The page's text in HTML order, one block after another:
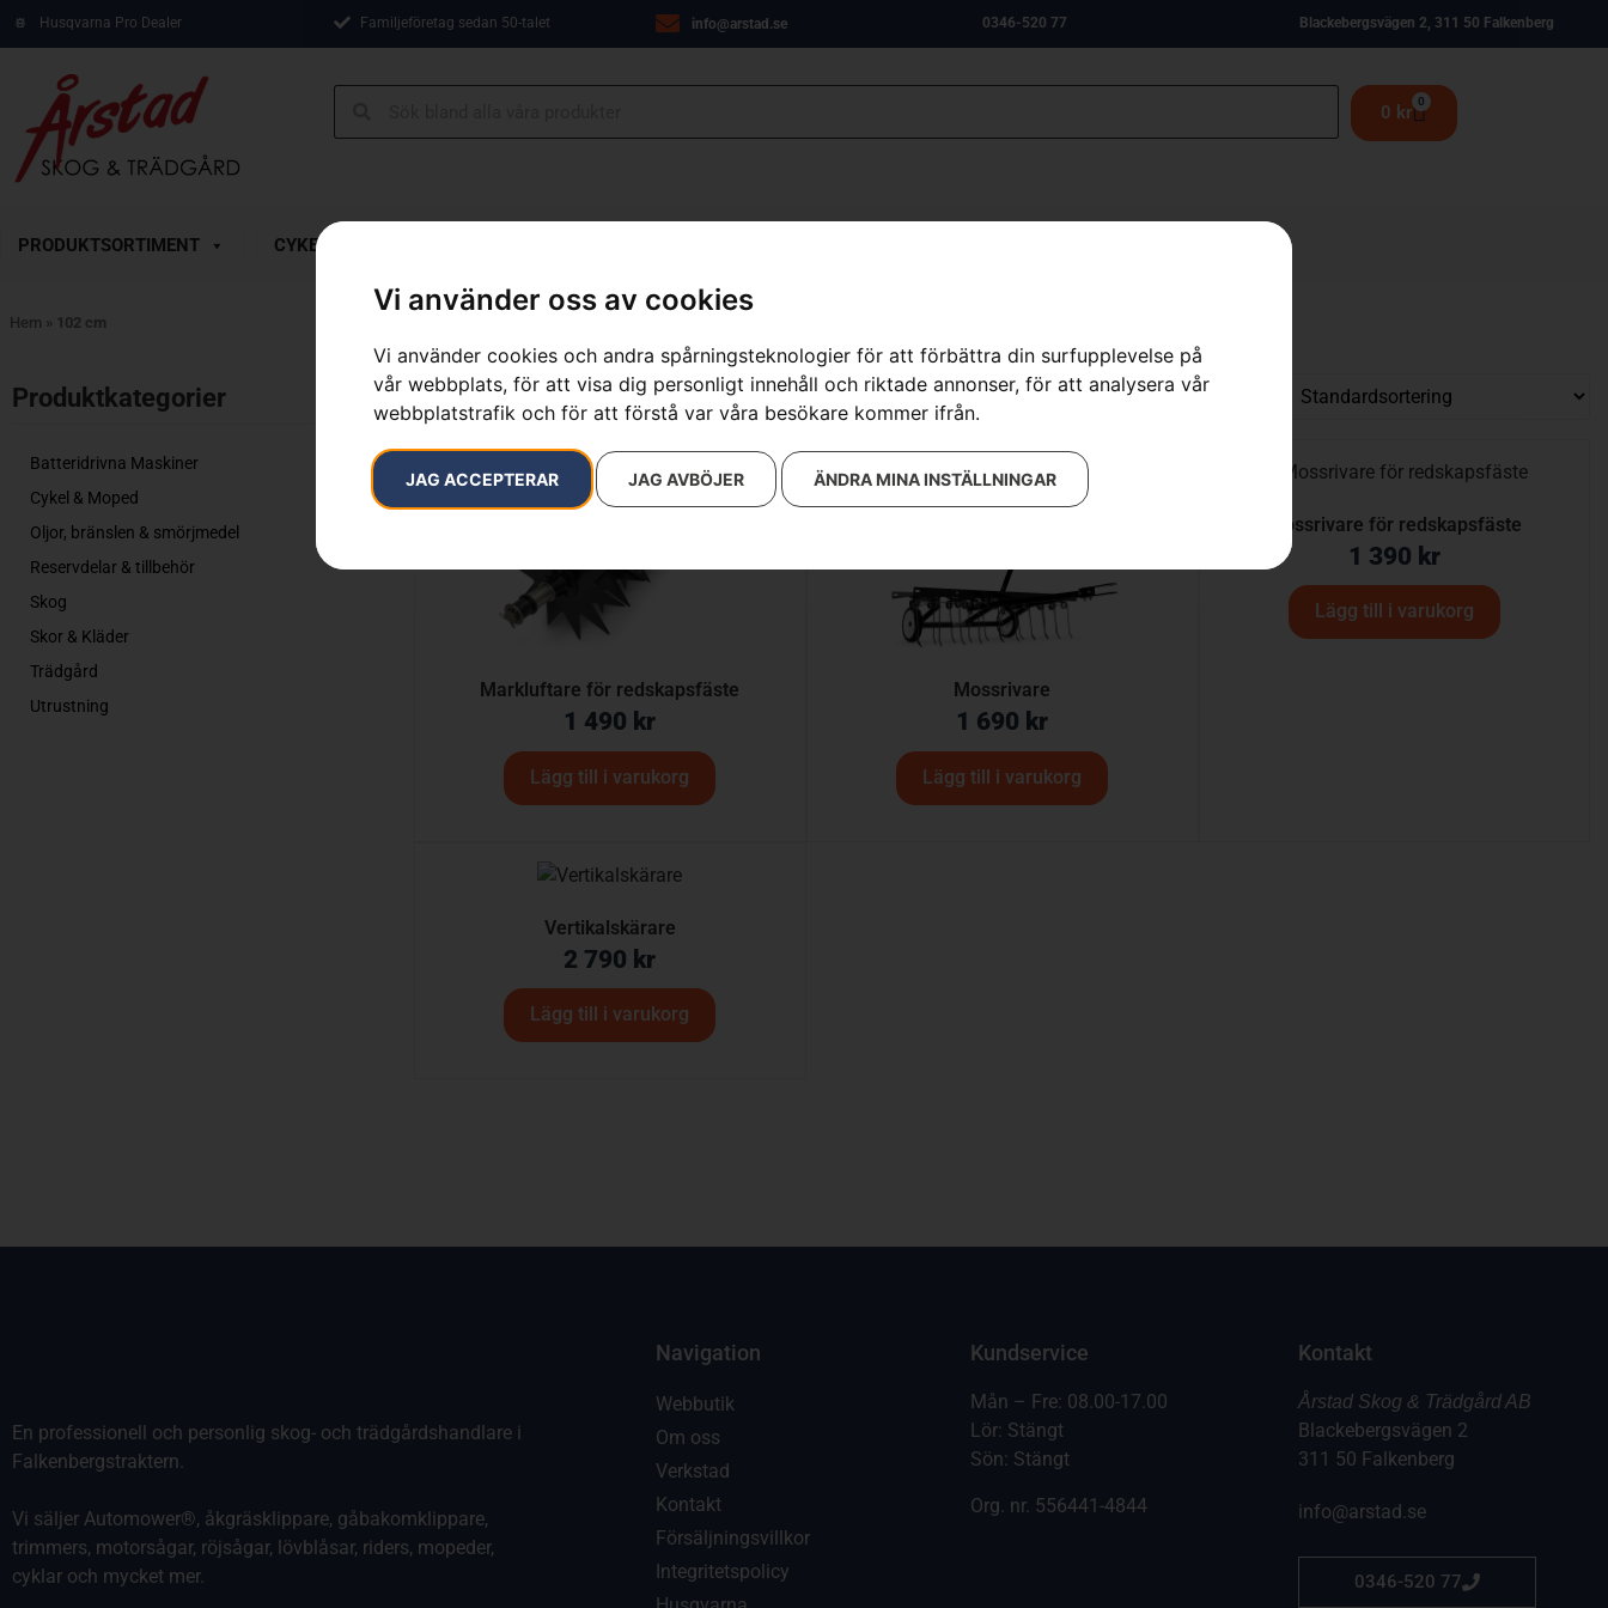
Vi använder oss av cookies
Vi använder cookies och andra spårningsteknologier för att förbättra din surfupplevelse på
vår webbplats, för att visa dig personligt innehåll och riktade annonser, för att analysera vår
webbplatstrafik och för att förstå var våra besökare kommer ifrån.
JAG ACCEPTERAR JAG AVBÖJER ÄNDRA MINA INSTÄLLNINGAR
Husqvarna Pro Dealer Familjeföretag sedan 50-talet info@arstad.se 0346-520 77 Blackebergsvägen 2, 311 50 Falkenberg
0 kr
0
PRODUKTSORTIMENT CYKEL & MOPED
Hem » 102 cm
Produktkategorier​
Batteridrivna Maskiner
Cykel & Moped
Oljor, bränslen & smörjmedel
Reservdelar & tillbehör
Skog
Skor & Kläder
Trädgård
Utrustning
Visar alla 4 resultat
Markluftare för redskapsfäste
1 490 kr
Lägg till i varukorg
Mossrivare
1 690 kr
Lägg till i varukorg
Mossrivare för redskapsfäste
1 390 kr
Lägg till i varukorg
Vertikalskärare
2 790 kr
Lägg till i varukorg
En professionell och personlig skog- och trädgårdshandlare i
Falkenbergstraktern.
Vi säljer Automower®, åkgräsklippare, gåbakomklippare,
trimmers, motorsågar, röjsågar, lövblåsar, riders, mopeder,
cyklar och mycket mer.
Navigation
Webbutik
Om oss
Verkstad
Kontakt
Försäljningsvillkor
Integritetspolicy
Kundservice
Mån – Fre: 08.00-17.00
Lör: Stängt
Sön: Stängt
Org. nr. 556441-4844
Kontakt
Årstad Skog & Trädgård AB
Blackebergsvägen 2
311 50 Falkenberg
info@arstad.se
0346-520 77